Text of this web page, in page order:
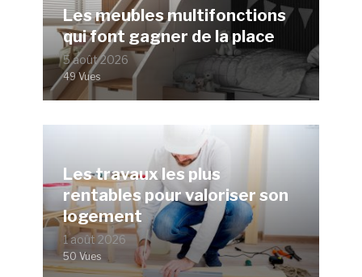
Les meubles multifonctions
qui font gagner de la place
5 août 2026
49 Vues
Les travaux les plus
rentables pour valoriser son
logement
1 août 2026
50 Vues